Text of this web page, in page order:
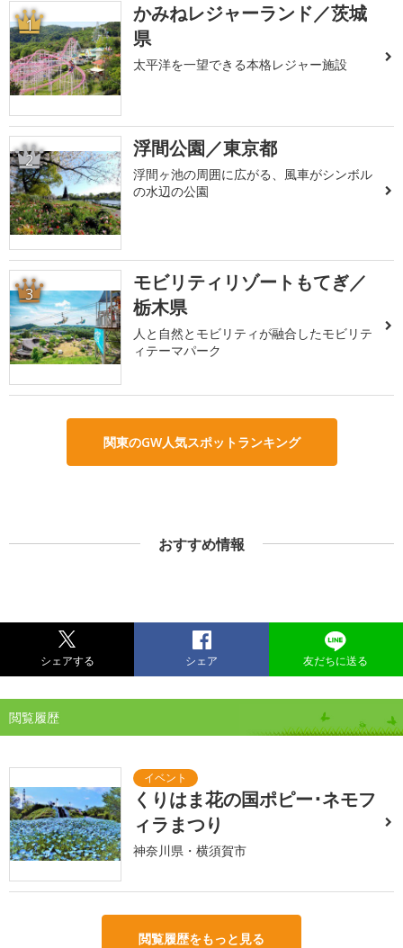
1
かみねレジャーランド／茨城
県
太平洋を一望できる本格レジャー施設
2 浮間公園／東京都
浮間ヶ池の周囲に広がる、風車がシンボル
の水辺の公園
3
モビリティリゾートもてぎ／
栃木県
人と自然とモビリティが融合したモビリテ
ィテーマパーク
関東のGW人気スポットランキング
おすすめ情報
シェアする シェア 友だちに送る
閲覧履歴
くりはま花の国ポピー･ネモフ
ィラまつり
神奈川県・横須賀市
閲覧履歴をもっと見る